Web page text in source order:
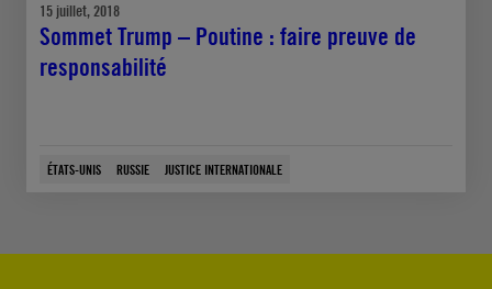
15 juillet, 2018
Sommet Trump – Poutine : faire preuve de
responsabilité
ÉTATS-UNIS RUSSIE JUSTICE INTERNATIONALE